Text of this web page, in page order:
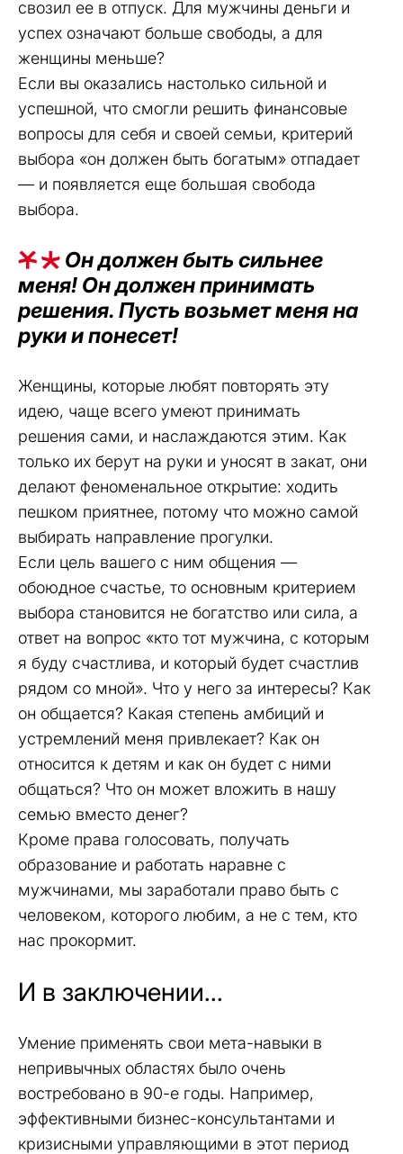
свозил ее в отпуск. Для мужчины деньги и
успех означают больше свободы, а для
женщины меньше?
Если вы оказались настолько сильной и
успешной, что смогли решить финансовые
вопросы для себя и своей семьи, критерий
выбора «он должен быть богатым» отпадает
— и появляется еще большая свобода
выбора.
Он должен быть сильнее
меня! Он должен принимать
решения. Пусть возьмет меня на
руки и понесет!
Женщины, которые любят повторять эту
идею, чаще всего умеют принимать
решения сами, и наслаждаются этим. Как
только их берут на руки и уносят в закат, они
делают феноменальное открытие: ходить
пешком приятнее, потому что можно самой
выбирать направление прогулки.
Если цель вашего с ним общения —
обоюдное счастье, то основным критерием
выбора становится не богатство или сила, а
ответ на вопрос «кто тот мужчина, с которым
я буду счастлива, и который будет счастлив
рядом со мной». Что у него за интересы? Как
он общается? Какая степень амбиций и
устремлений меня привлекает? Как он
относится к детям и как он будет с ними
общаться? Что он может вложить в нашу
семью вместо денег?
Кроме права голосовать, получать
образование и работать наравне с
мужчинами, мы заработали право быть с
человеком, которого любим, а не с тем, кто
нас прокормит.
И в заключении...
Умение применять свои мета-навыки в
непривычных областях было очень
востребовано в 90-е годы. Например,
эффективными бизнес-консультантами и
кризисными управляющими в этот период